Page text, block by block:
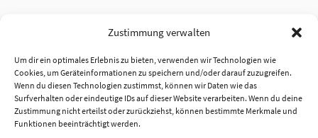
Zustimmung verwalten
Um dir ein optimales Erlebnis zu bieten, verwenden wir Technologien wie
Cookies, um Geräteinformationen zu speichern und/oder darauf zuzugreifen.
Wenn du diesen Technologien zustimmst, können wir Daten wie das
Surfverhalten oder eindeutige IDs auf dieser Website verarbeiten. Wenn du deine
Zustimmung nicht erteilst oder zurückziehst, können bestimmte Merkmale und
Funktionen beeinträchtigt werden.